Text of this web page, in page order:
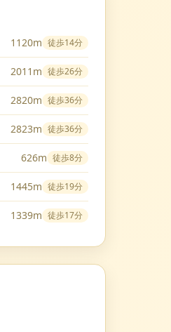
1120m 徒歩14分
2011m 徒歩26分
2820m 徒歩36分
2823m 徒歩36分
626m 徒歩8分
1445m 徒歩19分
1339m 徒歩17分